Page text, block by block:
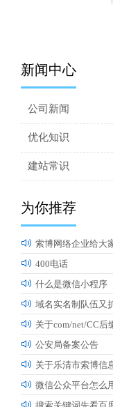
新闻中心
公司新闻
优化知识
建站常识
为你推荐
 索博网络企业给大
 400电话
 什么是微信小程序
 域名实名制队伍又
 关于com/net/CC后
 公安局备案公告
 关于乐清市索博信
 微信公众平台怎么
